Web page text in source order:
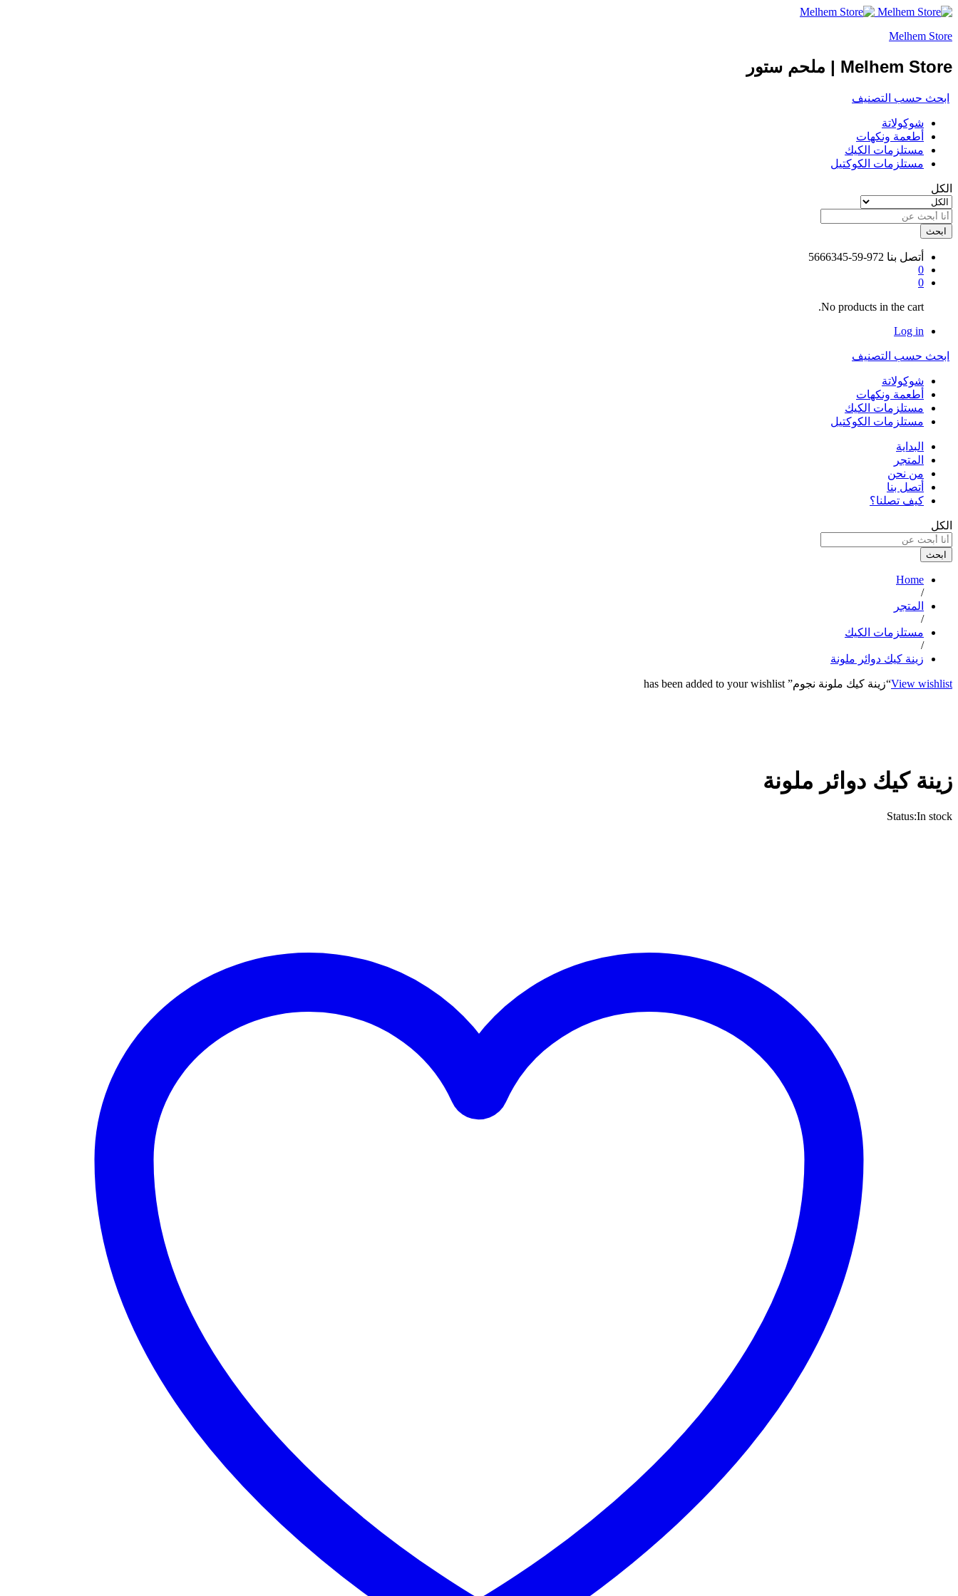
Melhem Store
Melhem Store | ملحم ستور
ابحث حسب التصنيف
شوكولاتة
أطعمة ونكهات
مستلزمات الكيك
مستلزمات الكوكتيل
الكل
ابحث
أتصل بنا 972-59-5666345
0
0
No products in the cart.
Log in
ابحث حسب التصنيف
شوكولاتة
أطعمة ونكهات
مستلزمات الكيك
مستلزمات الكوكتيل
البداية
المتجر
من نحن
أتصل بنا
كيف تصلنا؟
الكل
ابحث
Home
/
المتجر
/
مستلزمات الكيك
/
زينة كيك دوائر ملونة
View wishlist“زينة كيك ملونة نجوم” has been added to your wishlist
زينة كيك دوائر ملونة
Status:In stock